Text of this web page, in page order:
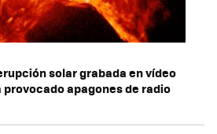
solar grabada en vídeo
provocado apagones de radio